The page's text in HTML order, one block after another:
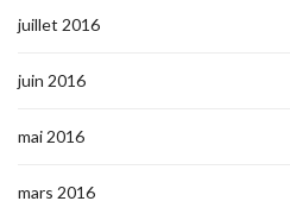
juillet 2016
juin 2016
mai 2016
mars 2016